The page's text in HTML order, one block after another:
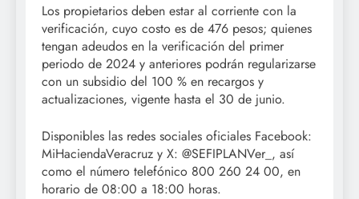
Los propietarios deben estar al corriente con la
verificación, cuyo costo es de 476 pesos; quienes
tengan adeudos en la verificación del primer
periodo de 2024 y anteriores podrán regularizarse
con un subsidio del 100 % en recargos y
actualizaciones, vigente hasta el 30 de junio.
Disponibles las redes sociales oficiales Facebook:
MiHaciendaVeracruz y X: @SEFIPLANVer_, así
como el número telefónico 800 260 24 00, en
horario de 08:00 a 18:00 horas.